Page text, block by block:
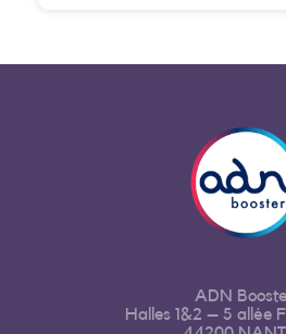
ADN
Halles 1&2 – 5 allée